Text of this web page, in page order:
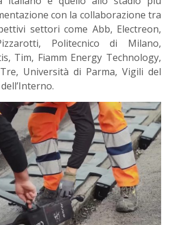
con la collaborazione tra
settori come Abb, Electreon,
Politecnico di Milano,
Tim, Fiamm Energy Technology,
Università di Parma, Vigili del